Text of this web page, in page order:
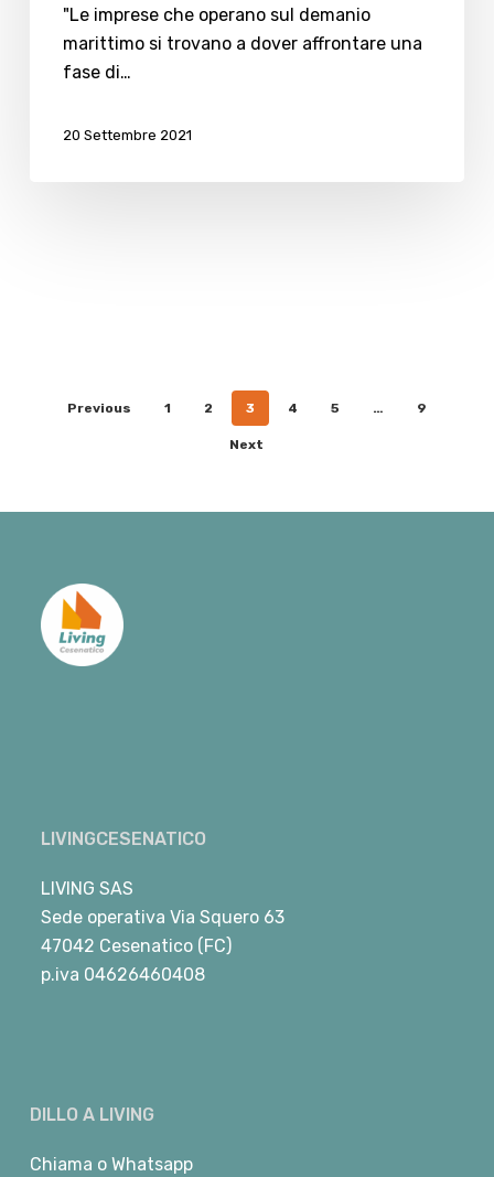
"Le imprese che operano sul demanio
marittimo si trovano a dover affrontare una
fase di…
20 Settembre 2021
Previous 1 2 3 4 5 … 9
Next
LIVINGCESENATICO
LIVING SAS
Sede operativa Via Squero 63
47042 Cesenatico (FC)
p.iva 04626460408
DILLO A LIVING
Chiama o Whatsapp